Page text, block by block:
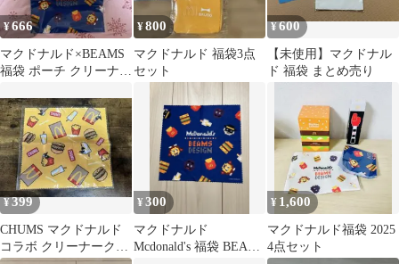
¥666
マクドナルド×BEAMS
福袋 ポーチ クリーナー
¥800
マクドナルド 福袋3点
セット
¥600
【未使用】マクドナル
ド 福袋 まとめ売り
¥399
CHUMS マクドナルド
コラボ クリーナークロ
¥300
マクドナルド
Mcdonald's 福袋 BEAMS
¥ 1,600
マクドナルド福袋 2025
4点セット